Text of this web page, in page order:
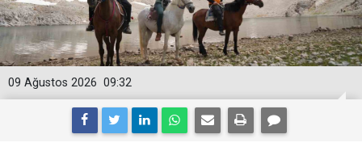
09:32
09 Ağustos 2026